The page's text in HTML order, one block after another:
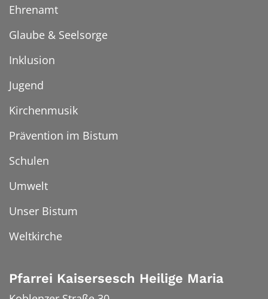
Ehrenamt
Glaube & Seelsorge
Inklusion
Jugend
Kirchenmusik
Prävention im Bistum
Schulen
Umwelt
Unser Bistum
Weltkirche
Pfarrei Kaisersesch Heilige Maria